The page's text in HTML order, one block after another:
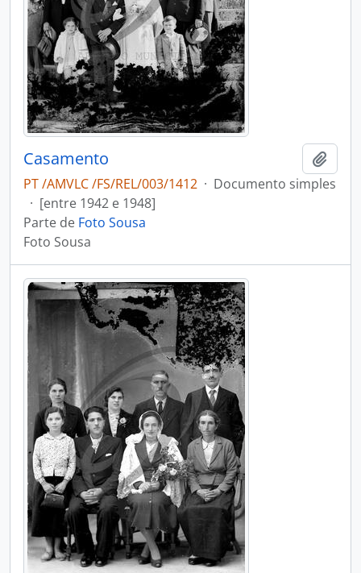
Casamento
PT /AMVLC /FS/REL/003/1412 · Documento simples
· [entre 1942 e 1948]
Parte de Foto Sousa
Foto Sousa